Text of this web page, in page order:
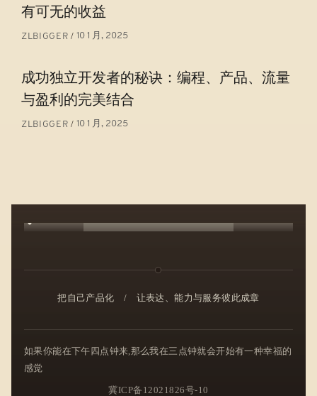
航
有可无的收益
ZLBIGGER 10 1 月, 2025
成功独立开发者的秘诀：编程、产品、流量
与盈利的完美结合
ZLBIGGER 10 1 月, 2025
把自己产品化 / 让表达、能力与服务彼此成章
如果你能在下午四点钟来,那么我在三点钟就会开始有一种幸福的
感觉
冀ICP备12021826号-10